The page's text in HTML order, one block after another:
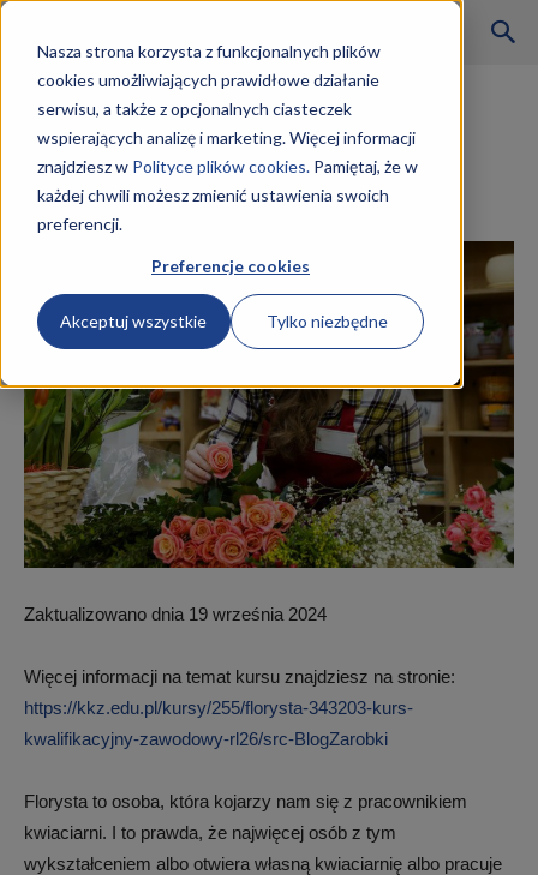
Nasza strona korzysta z funkcjonalnych plików
cookies umożliwiających prawidłowe działanie
serwisu, a także z opcjonalnych ciasteczek
wspierających analizę i marketing. Więcej informacji
znajdziesz w Polityce plików cookies.Pamiętaj, że w
każdej chwili możesz zmienić ustawienia swoich
preferencji.
Preferencje cookies
Akceptuj wszystkie Tylko niezbędne
Szkoły
Aktualności
Strona główna Rzemiosło i rękodzieło
Florysta zarobki
Zaktualizowano dnia 19 września 2024
Więcej informacji na temat kursu znajdziesz na stronie:
https://kkz.edu.pl/kursy/255/florysta-343203-kurs-
kwalifikacyjny-zawodowy-rl26/src-BlogZarobki
Florysta to osoba, która kojarzy nam się z pracownikiem
kwiaciarni. I to prawda, że najwięcej osób z tym
wykształceniem albo otwiera własną kwiaciarnię albo pracuje